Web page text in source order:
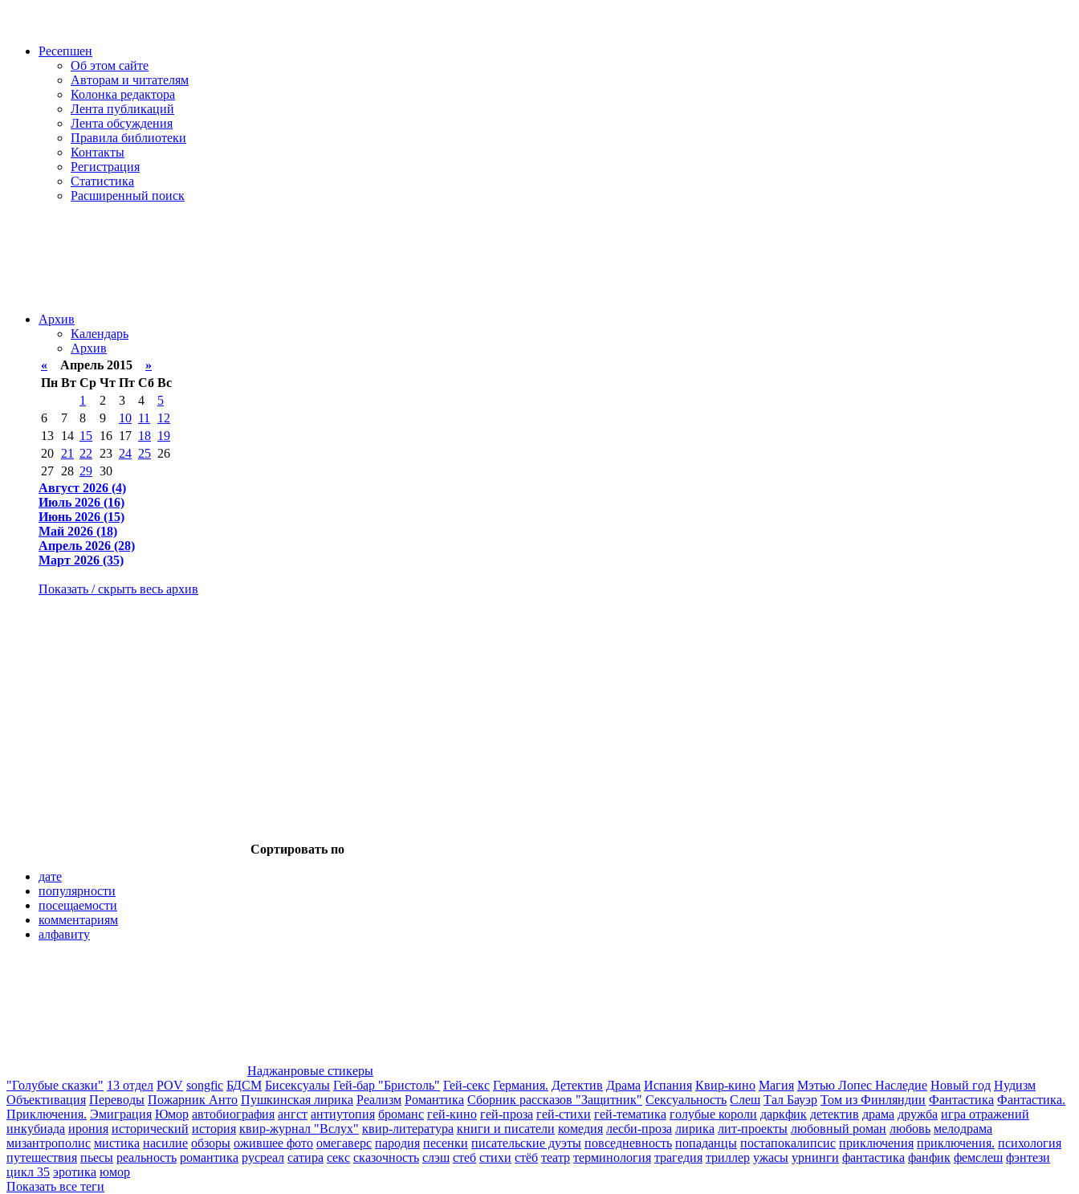
Ресепшен
Об этом сайте
Авторам и читателям
Колонка редактора
Лента публикаций
Лента обсуждения
Правила библиотеки
Контакты
Регистрация
Статистика
Расширенный поиск
Архив
Календарь
Архив
« Апрель 2015 »
Пн Вт Ср Чт Пт Сб Вс
1
2 3 4
5
6
7 8 9 10 11
12
13 14 15 16 17 18 19
20 21 22 23 24 25 26
27 28 29 30
Август 2026 (4)
Июль 2026 (16)
Июнь 2026 (15)
Май 2026 (18)
Апрель 2026 (28)
Март 2026 (35)
Показать / скрыть весь архив
Сортировать по
дате
популярности
посещаемости
комментариям
алфавиту
Наджанровые стикеры
"Голубые сказки" 13 отдел POV songfic БДСМ Бисексуалы Гей-бар "Бристоль" Гей-секс Германия. Детектив Драма Испания Квир-кино Магия Мэтью Лопес Наследие Новый год Нудизм
Объективация Переводы Пожарник Анто Пушкинская лирика Реализм Романтика Сборник рассказов "Защитник" Сексуальность Слеш Тал Бауэр Том из Финляндии Фантастика Фантастика.
Приключения. Эмиграция Юмор автобиография ангст антиутопия броманс гей-кино гей-проза гей-стихи гей-тематика голубые короли даркфик детектив драма дружба игра отражений
инкубиада ирония исторический история квир-журнал "Вслух" квир-литература книги и писатели комедия лесби-проза лирика лит-проекты любовный роман любовь мелодрама
мизантрополис мистика насилие обзоры ожившее фото омегаверс пародия песенки писательские дуэты повседневность попаданцы постапокалипсис приключения приключения. психология
путешествия пьесы реальность романтика русреал сатира секс сказочность слэш стеб стихи стёб театр терминология трагедия триллер ужасы урнинги фантастика фанфик фемслеш фэнтези
цикл 35 эротика юмор
Показать все теги